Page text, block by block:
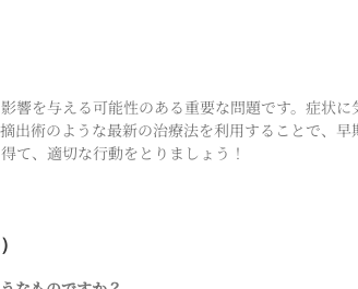
響を与える可能性のある重要な問題です。症状
出術のような最新の治療法を利用することで、
て、適切な行動をとりましょう！